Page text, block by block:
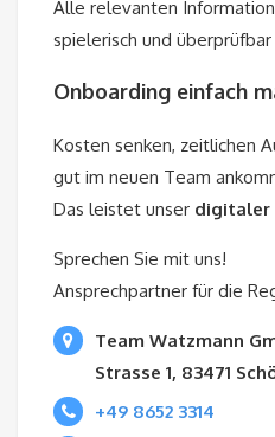
Alle relevanten
spielerisch und
Onboarding einfach
Kosten senken, zeitlichen
gut im neuen Team
Das leistet unser digitaler
Sprechen Sie mit uns!
Ansprechpartner für die
Team Watzmann
Strasse 1, 83471
+49 8652 3314